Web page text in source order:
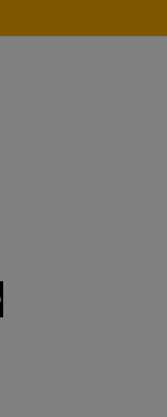
MAKSUAIKAA